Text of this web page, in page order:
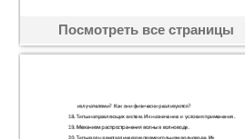
Посмотреть все страницы